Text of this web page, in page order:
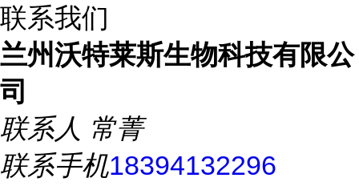
联系我们
兰州沃特莱斯生物科技有限公
司
联系人 常菁
联系手机18394132296